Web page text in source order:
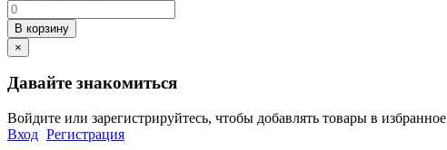
В корзину
×
Давайте знакомиться
Войдите или зарегистрируйтесь, чтобы добавлять товары в избранное
Вход Регистрация